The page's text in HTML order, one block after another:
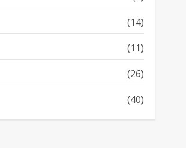
(14)
(11)
(26)
(40)